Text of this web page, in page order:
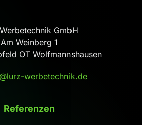
GmbH
Am Weinberg 1
OT Wolfmannshausen
werbetechnik.de
Referenzen